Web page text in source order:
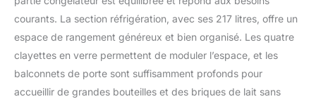
courants. La section réfrigération, avec ses 217 litres, offre un
espace de rangement généreux et bien organisé. Les quatre
clayettes en verre permettent de moduler l’espace, et les
balconnets de porte sont suffisamment profonds pour
accueillir de grandes bouteilles et des briques de lait sans